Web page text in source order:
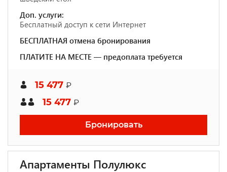
Доп. услуги:
Бесплатный доступ к сети Интернет
БЕСПЛАТНАЯ отмена бронирования
ПЛАТИТЕ НА МЕСТЕ — предоплата требуется
15 477 ₽
15 477 ₽
Бронировать
Апартаменты Полулюкс